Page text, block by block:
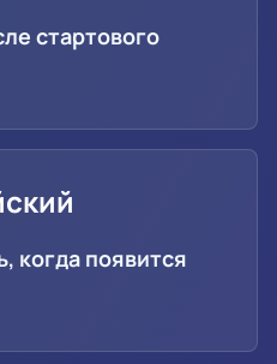
стартового
когда появится